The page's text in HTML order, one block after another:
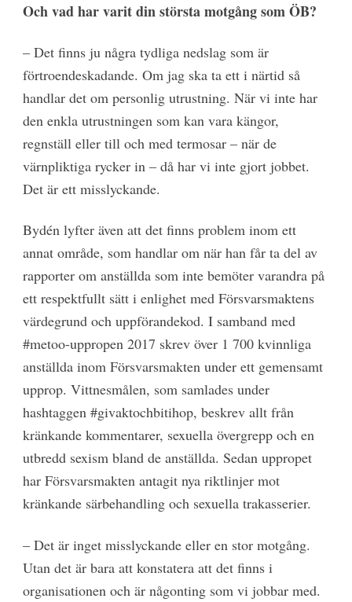
Och vad har varit din största motgång som ÖB?
– Det finns ju några tydliga nedslag som är
förtroendeskadande. Om jag ska ta ett i närtid så
handlar det om personlig utrustning. När vi inte har
den enkla utrustningen som kan vara kängor,
regnställ eller till och med termosar – när de
värnpliktiga rycker in – då har vi inte gjort jobbet.
Det är ett misslyckande.
Bydén lyfter även att det finns problem inom ett
annat område, som handlar om när han får ta del av
rapporter om anställda som inte bemöter varandra på
ett respektfullt sätt i enlighet med Försvarsmaktens
värdegrund och uppförandekod. I samband med
#metoo-uppropen 2017 skrev över 1 700 kvinnliga
anställda inom Försvarsmakten under ett gemensamt
upprop. Vittnesmålen, som samlades under
hashtaggen #givaktochbitihop, beskrev allt från
kränkande kommentarer, sexuella övergrepp och en
utbredd sexism bland de anställda. Sedan uppropet
har Försvarsmakten antagit nya riktlinjer mot
kränkande särbehandling och sexuella trakasserier.
– Det är inget misslyckande eller en stor motgång.
Utan det är bara att konstatera att det finns i
organisationen och är någonting som vi jobbar med.